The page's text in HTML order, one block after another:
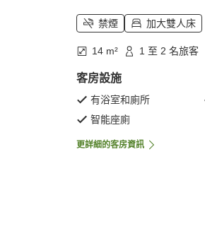
禁煙 加大雙人床
14 m² 1 至 2 名旅客
客房設施
有浴室和廁所
智能座廁
更詳細的客房資訊